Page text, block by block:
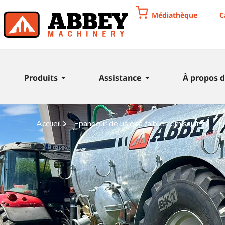
Médiathèque
Produits Assistance À propos
Accueil Épandeur de lisier à faibles émissions